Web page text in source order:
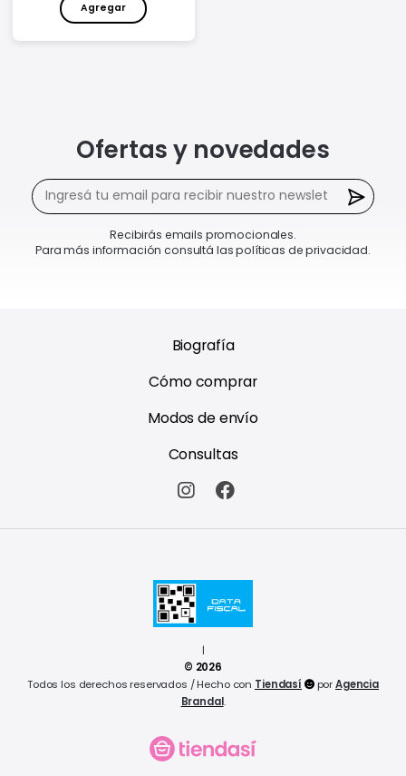
Agregar
Ofertas y novedades
Recibirás emails promocionales.
Para más información consultá las políticas de privacidad.
Biografía
Cómo comprar
Modos de envío
Consultas
|
© 2026
Todos los derechos reservados / Hecho con Tiendasí porAgencia
Brandal.